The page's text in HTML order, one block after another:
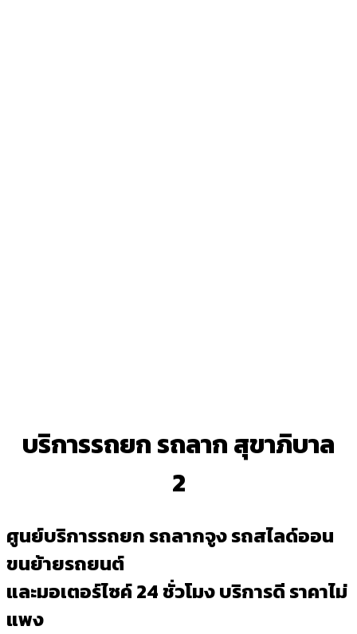
บริการรถยก รถลาก สุขาภิบาล
2
ศูนย์บริการรถยก รถลากจูง รถสไลด์ออน
ขนย้ายรถยนต์
และมอเตอร์ไซค์ 24 ชั่วโมง บริการดี ราคาไม่
แพง